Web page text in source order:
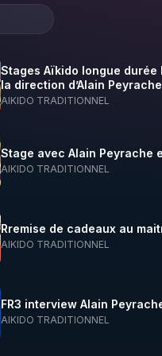
Stages Aïkido longue durée
la direction d’Alain
AIKIDO TRADITIONNEL
Stage avec Alain Peyrache
AIKIDO TRADITIONNEL
Rremise de cadeaux au
AIKIDO TRADITIONNEL
FR3 interview Alain
AIKIDO TRADITIONNEL